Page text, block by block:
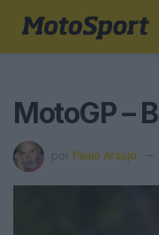
MotoGP –
por Paulo Araújo